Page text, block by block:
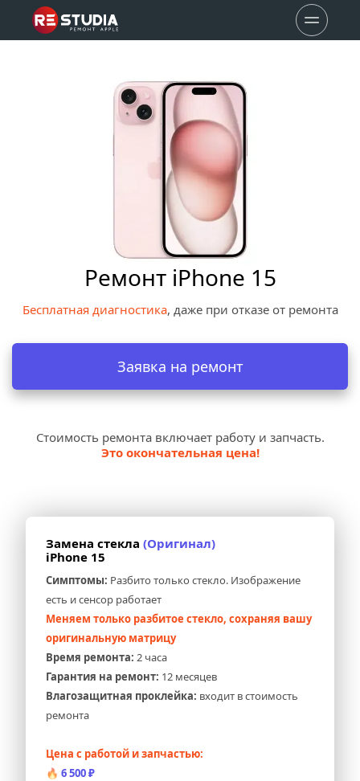
Ремонт iPhone 15
Бесплатная диагностика, даже при отказе от ремонта
Заявка на ремонт
Стоимость ремонта включает работу и запчасть.
Это окончательная цена!
Замена стекла (Оригинал)
iPhone 15
Симптомы: Разбито только стекло. Изображение
есть и сенсор работает
Меняем только разбитое стекло, сохраняя вашу
оригинальную матрицу
Время ремонта: 2 часа
Гарантия на ремонт: 12 месяцев
Влагозащитная проклейка: входит в стоимость
ремонта
Цена с работой и запчастью:
🔥 6 500 ₽